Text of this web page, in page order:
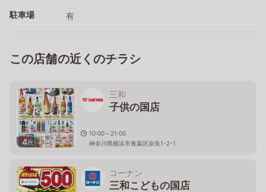
駐車場 有
この店舗の近くのチラシ
4枚
三和
子供の国店
10:00～21:00
神奈川県横浜市青葉区奈良1-2-1
コーナン
三和こどもの国店